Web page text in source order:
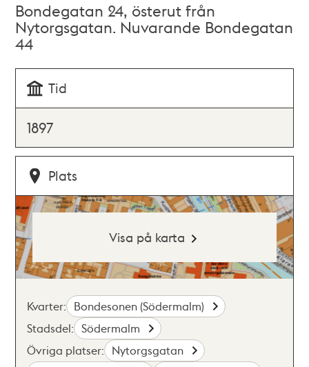
Bondegatan 24, österut från
Nytorgsgatan. Nuvarande Bondegatan
44
Tid
1897
Plats
Visa på karta
Kvarter: Bondesonen (Södermalm)
Stadsdel: Södermalm
Övriga platser: Nytorgsgatan